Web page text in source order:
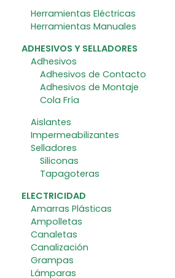
Herramientas Eléctricas
Herramientas Manuales
ADHESIVOS Y SELLADORES
Adhesivos
Adhesivos de Contacto
Adhesivos de Montaje
Cola Fría
Aislantes
Impermeabilizantes
Selladores
Siliconas
Tapagoteras
ELECTRICIDAD
Amarras Plásticas
Ampolletas
Canaletas
Canalización
Grampas
Lámparas